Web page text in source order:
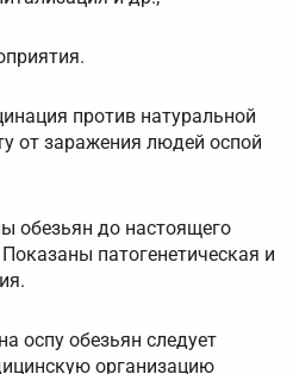
против натуральной
от заражения людей оспой
обезьян до настоящего
патогенетическая и
оспу обезьян следует
организацию